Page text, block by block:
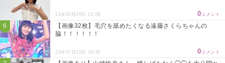
21年05月29日 12:00 0コメント
【画像32枚】毛穴を舐めたくなる遠藤さくらちゃんの
脇！！！！！！
23年07月22日 10:55 0コメント